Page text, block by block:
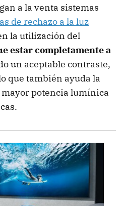
a la venta sistemas
de rechazo a la luz
la utilización del
estar completamente a
un aceptable contraste,
que también ayuda la
potencia lumínica